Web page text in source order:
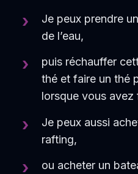
Je peux prendre
de l’eau,
puis réchauffer
thé et faire un thé
lorsque vous avez
Je peux aussi
rafting,
ou acheter un